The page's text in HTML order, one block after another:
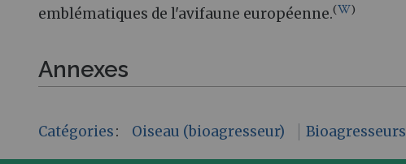
emblématiques de l'avifaune européenne.( )
Annexes
Catégories: Oiseau (bioagresseur) Bioagresseurs